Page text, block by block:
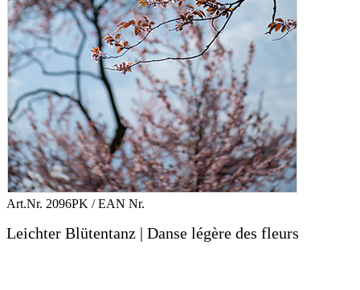
Art.Nr. 2096PK / EAN Nr.
Leichter Blütentanz | Danse légère des fleurs